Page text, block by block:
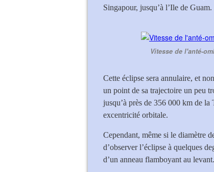
Singapour, jusqu’à l’Ile de Guam.
Vitesse de l'anté-
Cette éclipse sera annulaire, et
un point de sa trajectoire un peu
jusqu’à près de 356 000 km de la
excentricité orbitale.
Cependant, même si le diamètre
d’observer l’éclipse à quelques
d’un anneau flamboyant au levant.